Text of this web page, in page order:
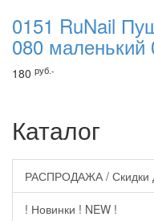
0151 RuNail
080 маленький
180 руб.-
Каталог
РАСПРОДАЖА / Скидки
! Новинки ! NEW !